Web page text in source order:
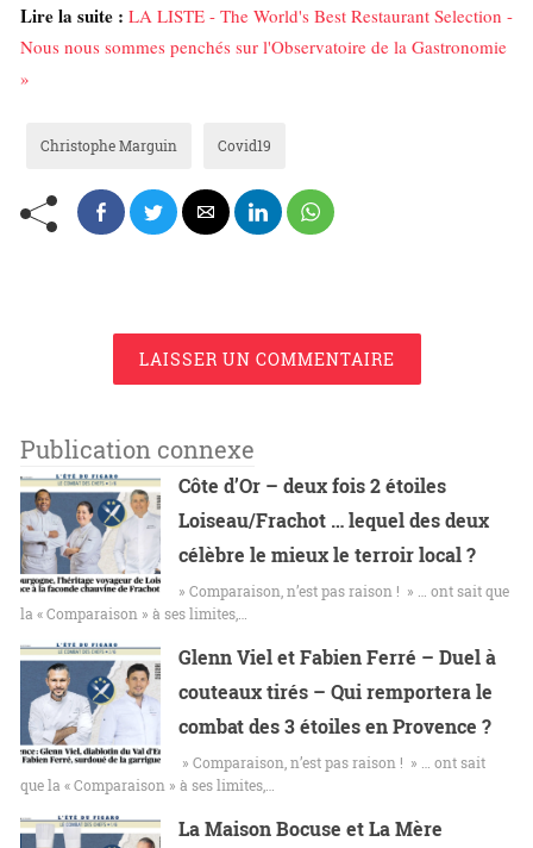
Lire la suite : LA LISTE - The World's Best Restaurant Selection -
Nous nous sommes penchés sur l'Observatoire de la Gastronomie
»
Christophe Marguin Covid19
LAISSER UN COMMENTAIRE
Publication connexe
Côte d’Or – deux fois 2 étoiles
Loiseau/Frachot … lequel des deux
célèbre le mieux le terroir local ?
» Comparaison, n’est pas raison ! » … ont sait que
la « Comparaison » à ses limites,…
Glenn Viel et Fabien Ferré – Duel à
couteaux tirés – Qui remportera le
combat des 3 étoiles en Provence ?
» Comparaison, n’est pas raison ! » … ont sait
que la « Comparaison » à ses limites,…
La Maison Bocuse et La Mère